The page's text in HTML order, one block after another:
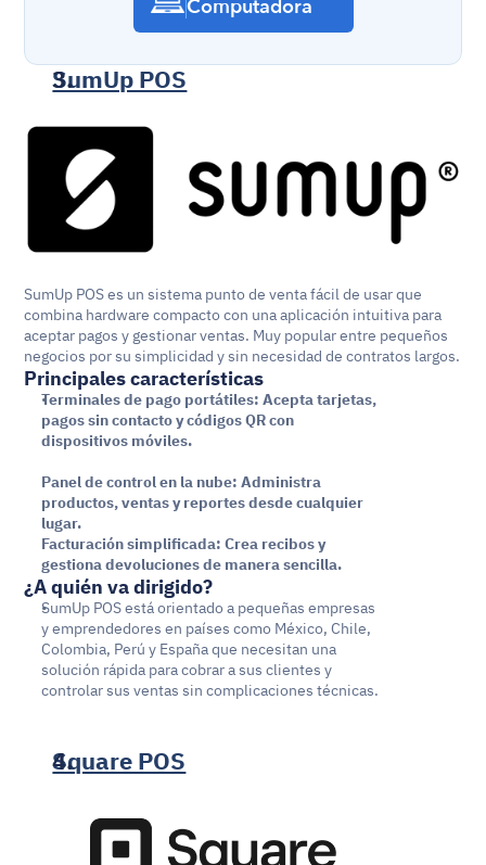
Computadora
SumUp POS
SumUp POS es un sistema punto de venta fácil de usar que
combina hardware compacto con una aplicación intuitiva para
aceptar pagos y gestionar ventas. Muy popular entre pequeños
negocios por su simplicidad y sin necesidad de contratos largos.
Principales características
Terminales de pago portátiles: Acepta tarjetas,
pagos sin contacto y códigos QR con
dispositivos móviles.
Panel de control en la nube: Administra
productos, ventas y reportes desde cualquier
lugar.
Facturación simplificada: Crea recibos y
gestiona devoluciones de manera sencilla.
¿A quién va dirigido?
SumUp POS está orientado a pequeñas empresas
y emprendedores en países como México, Chile,
Colombia, Perú y España que necesitan una
solución rápida para cobrar a sus clientes y
controlar sus ventas sin complicaciones técnicas.
Square POS